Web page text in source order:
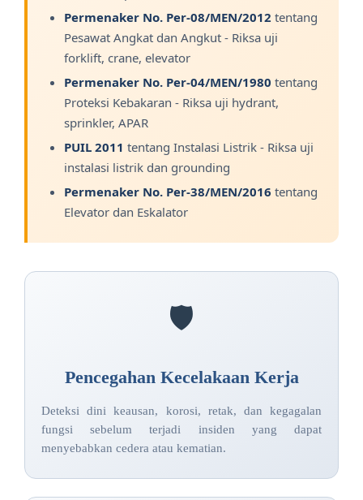
Permenaker No. Per-08/MEN/2012 tentang
Pesawat Angkat dan Angkut - Riksa uji
forklift, crane, elevator
Permenaker No. Per-04/MEN/1980 tentang
Proteksi Kebakaran - Riksa uji hydrant,
sprinkler, APAR
PUIL 2011 tentang Instalasi Listrik - Riksa uji
instalasi listrik dan grounding
Permenaker No. Per-38/MEN/2016 tentang
Elevator dan Eskalator
🛡️
Pencegahan Kecelakaan Kerja
Deteksi dini keausan, korosi, retak, dan kegagalan
fungsi sebelum terjadi insiden yang dapat
menyebabkan cedera atau kematian.